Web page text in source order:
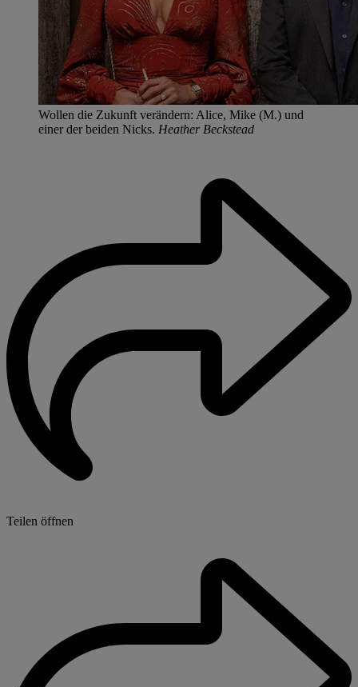
Wollen die Zukunft verändern: Alice, Mike (M.) und
einer der beiden Nicks. Heather Beckstead
Teilen öffnen